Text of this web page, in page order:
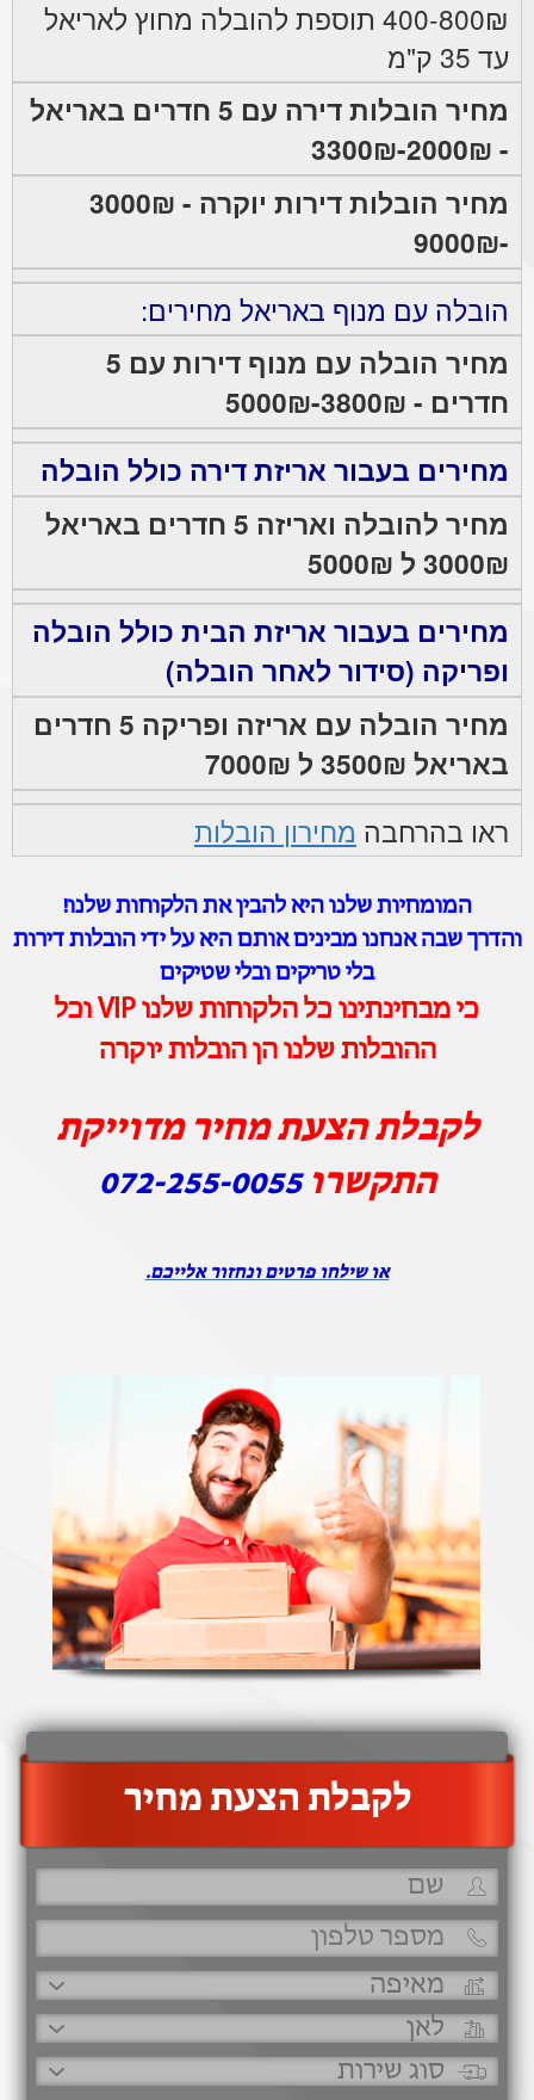
400-800₪ תוספת להובלה מחוץ לאריאל
עד 35 ק"מ
מחיר הובלות דירה עם 5 חדרים באריאל
- 2000₪-3300₪
מחיר הובלות דירות יוקרה - 3000₪
-9000₪
הובלה עם מנוף באריאל מחירים:
מחיר הובלה עם מנוף דירות עם 5
חדרים - 3800₪-5000₪
מחירים בעבור אריזת דירה כולל הובלה
מחיר להובלה ואריזה 5 חדרים באריאל
3000₪ ל 5000₪
מחירים בעבור אריזת הבית כולל הובלה
ופריקה (סידור לאחר הובלה)
מחיר הובלה עם אריזה ופריקה 5 חדרים
באריאל 3500₪ ל 7000₪
ראו בהרחבה מחירון הובלות
המומחיות שלנו היא להבין את הלקוחות שלנו!
והדרך שבה אנחנו מבינים אותם היא על ידי הובלות דירות
בלי טריקים ובלי שטיקים
כי מבחינתינו כל הלקוחות שלנו VIP וכל
ההובלות שלנו הן הובלות יוקרה
לקבלת הצעת מחיר מדוייקת
התקשרו072-255-0055
או שילחו פרטים ונחזור אלייכם.
‫לקבלת הצעת מחיר